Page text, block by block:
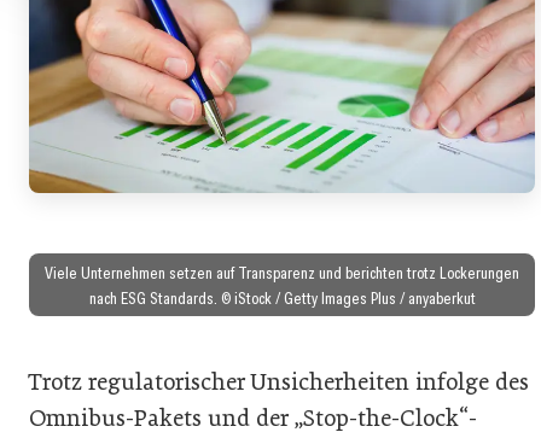
Viele Unternehmen setzen auf Transparenz und berichten trotz Lockerungen
nach ESG Standards. © iStock / Getty Images Plus / anyaberkut
Trotz regulatorischer Unsicherheiten infolge des
Omnibus-Pakets und der „Stop-the-Clock“-